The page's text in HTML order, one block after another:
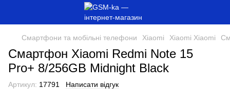
Смартфони та мобільні телефони Xiaomi Xiaomi Xiaomi
Смартфон Xiaomi Redmi Note 15
Pro+ 8/256GB Midnight Black
Артикул: 17791 Написати відгук